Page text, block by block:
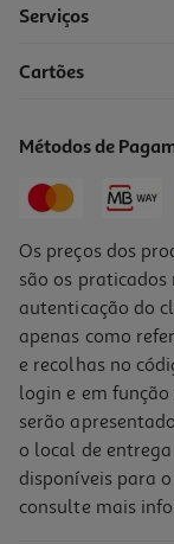
Serviços
Cartões
Métodos de
Os preços dos
são os
autenticação do
apenas como
e recolhas no
login e em
serão
o local de
disponíveis para
consulte mais